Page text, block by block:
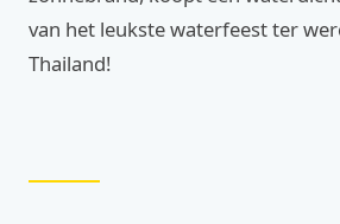
van het leukste waterfeest ter
Thailand!